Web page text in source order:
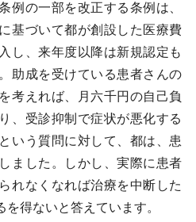
例の一部を改正する条例は、
基づいて都が創設した医療費
し、来年度以降は新規認定も
助成を受けている患者さんの
考えれば、月六千円の自己負
、受診抑制で症状が悪化する
いう質問に対して、都は、患
ました。しかし、実際に患者
れなくなれば治療を中断した
得ないと答えています。